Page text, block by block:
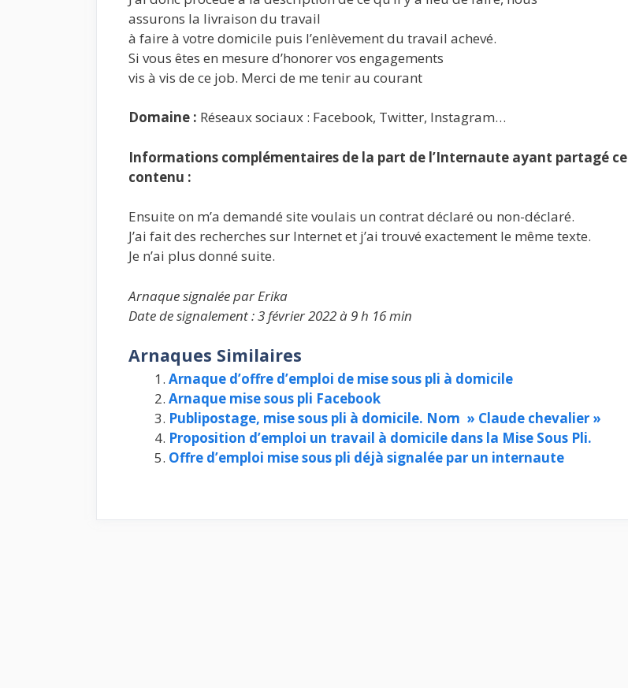
assurons la livraison du travail
à faire à votre domicile puis l’enlèvement du travail achevé.
Si vous êtes en mesure d’honorer vos engagements
vis à vis de ce job. Merci de me tenir au courant
Domaine : Réseaux sociaux : Facebook, Twitter, Instagram…
Informations complémentaires de la part de l’Internaute ayant partagé ce
contenu :
Ensuite on m’a demandé site voulais un contrat déclaré ou non-déclaré.
J’ai fait des recherches sur Internet et j’ai trouvé exactement le même texte.
Je n’ai plus donné suite.
Arnaque signalée par Erika
Date de signalement : 3 février 2022 à 9 h 16 min
Arnaques Similaires
Arnaque d’offre d’emploi de mise sous pli à domicile
Arnaque mise sous pli Facebook
Publipostage, mise sous pli à domicile. Nom » Claude chevalier »
Proposition d’emploi un travail à domicile dans la Mise Sous Pli.
Offre d’emploi mise sous pli déjà signalée par un internaute